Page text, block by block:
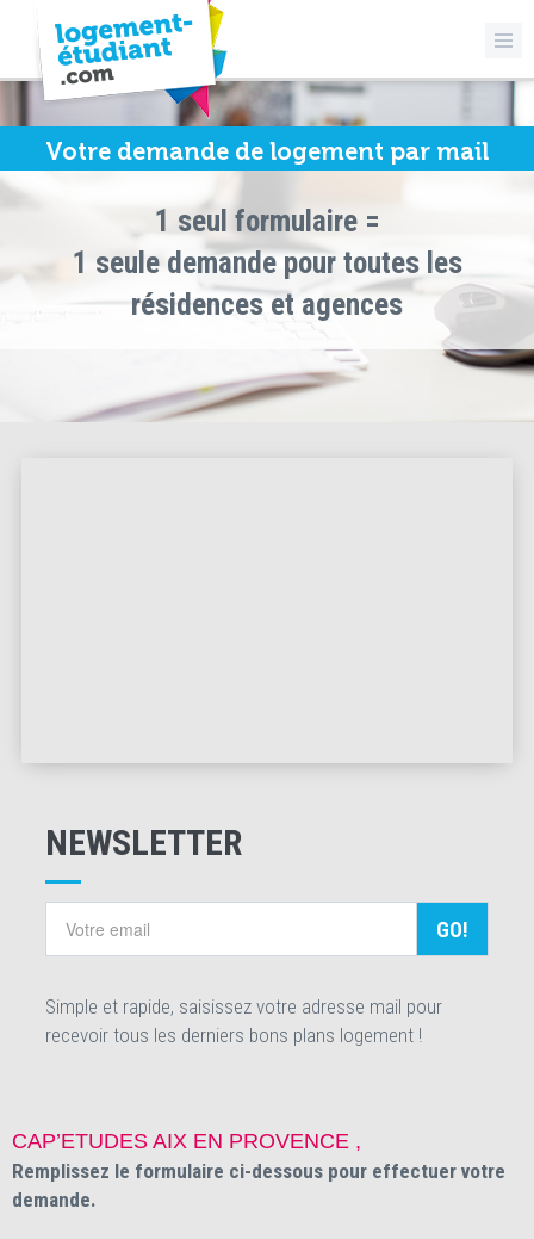
Votre demande de logement par mail
1 seul formulaire =
1 seule demande pour toutes les
résidences et agences
NEWSLETTER
GO!
Simple et rapide, saisissez votre adresse mail pour
recevoir tous les derniers bons plans logement !
CAP’ETUDES AIX EN PROVENCE ,
Remplissez le formulaire ci-dessous pour effectuer votre
demande.